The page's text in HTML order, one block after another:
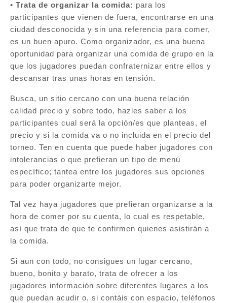
• Trata de organizar la comida: para los
participantes que vienen de fuera, encontrarse en una
ciudad desconocida y sin una referencia para comer,
es un buen apuro. Como organizador, es una buena
oportunidad para organizar una comida de grupo en la
que los jugadores puedan confraternizar entre ellos y
descansar tras unas horas en tensión.
Busca, un sitio cercano con una buena relación
calidad precio y sobre todo, hazles saber a los
participantes cual será la opción/es que planteas, el
precio y si la comida va o no incluida en el precio del
torneo. Ten en cuenta que puede haber jugadores con
intolerancias o que prefieran un tipo de menú
específico; tantea entre los jugadores sus opciones
para poder organizarte mejor.
Tal vez haya jugadores que prefieran organizarse a la
hora de comer por su cuenta, lo cual es respetable,
así que trata de que te confirmen quienes asistirán a
la comida.
Si aun con todo, no consigues un lugar cercano,
bueno, bonito y barato, trata de ofrecer a los
jugadores información sobre diferentes lugares a los
que puedan acudir o, si contáis con espacio, teléfonos